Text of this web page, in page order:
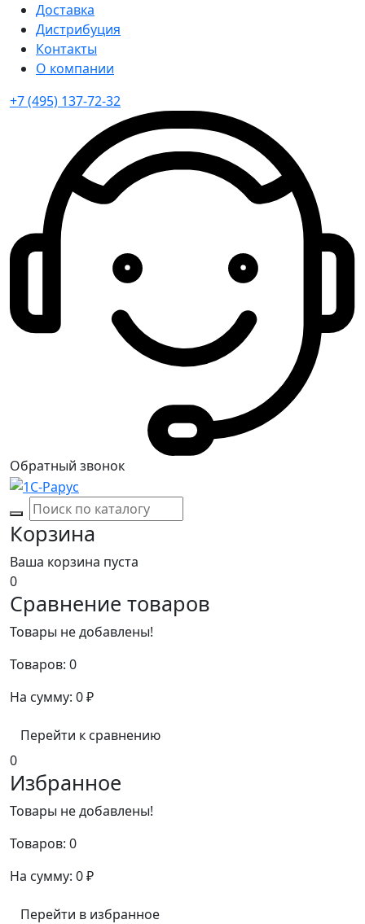
Доставка
Дистрибуция
Контакты
О компании
+7 (495) 137-72-32
Обратный звонок
Корзина
Ваша корзина пуста
0
Сравнение товаров
Товары не добавлены!
Товаров: 0
На сумму: 0₽
Перейти к сравнению
0
Избранное
Товары не добавлены!
Товаров: 0
На сумму: 0₽
Перейти в избранное